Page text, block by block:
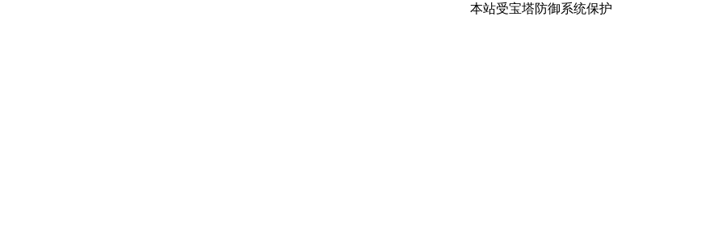
本站受宝塔防御系统保护